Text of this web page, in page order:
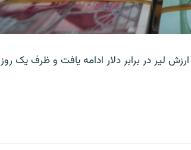
لیر در برابر دلار ادامه یافت و ظرف یک روز